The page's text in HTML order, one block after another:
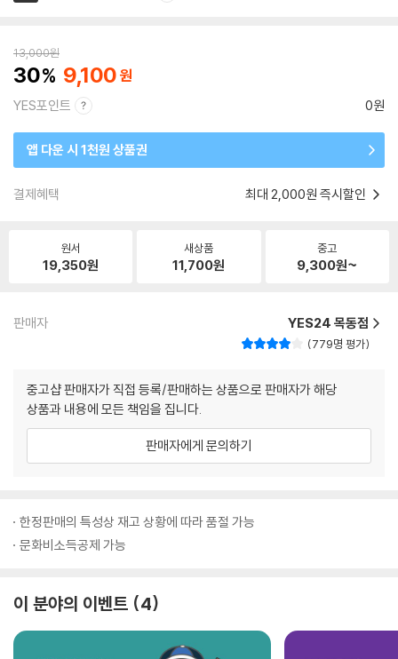
13,000원
30 9,100
YES포인트 0원
앱 다운 시 1천원 상품권
결제혜택 최대 2,000원 즉시할인
원서
19,350원
새상품
11,700원
중고
9,300원~
판매자 YES24 목동점
779명 평가
중고샵 판매자가 직접 등록/판매하는 상품으로 판매자가 해당
상품과 내용에 모든 책임을 집니다.
판매자에게 문의하기
한정판매의 특성상 재고 상황에 따라 품절 가능
문화비소득공제 가능
이 분야의 이벤트 4